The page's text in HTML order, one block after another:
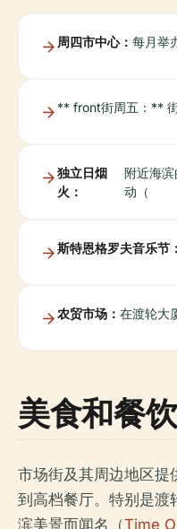
周四市中心： 每月举
** front街周五：**
独立日烟
火：
附近海
动（
斯特恩格罗夫音乐节：
农贸市场： 在渡轮大
美食和餐饮
市场街及其周边地区提
到高档餐厅。特别是渡
滨美景而闻名（Time